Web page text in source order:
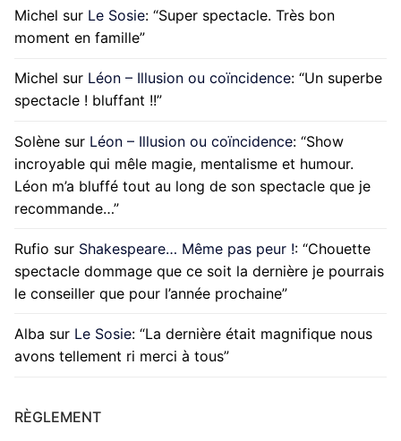
Michel sur Le Sosie: “Super spectacle. Très bon
moment en famille”
Michel sur Léon – Illusion ou coïncidence: “Un superbe
spectacle ! bluffant !!”
Solène sur Léon – Illusion ou coïncidence: “Show
incroyable qui mêle magie, mentalisme et humour.
Léon m’a bluffé tout au long de son spectacle que je
recommande…”
Rufio sur Shakespeare… Même pas peur !: “Chouette
spectacle dommage que ce soit la dernière je pourrais
le conseiller que pour l’année prochaine”
Alba sur Le Sosie: “La dernière était magnifique nous
avons tellement ri merci à tous”
RÈGLEMENT